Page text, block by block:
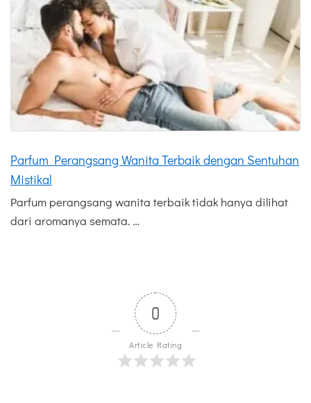
Parfum Perangsang Wanita Terbaik dengan Sentuhan
Mistikal
Parfum perangsang wanita terbaik tidak hanya dilihat
dari aromanya semata. …
0
Article Rating